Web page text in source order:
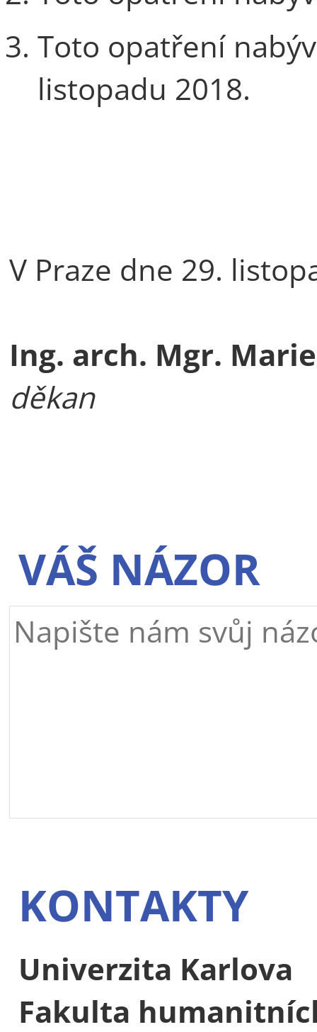
Toto opatření
listopadu 2018.
V Praze dne 29.
Ing. arch. Mgr.
děkan
VÁŠ NÁZOR
KONTAKTY
Univerzita Karlova
Fakulta